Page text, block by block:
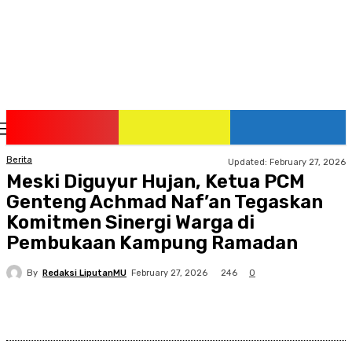
Berita Updated: February 27, 2026
Meski Diguyur Hujan, Ketua PCM
Genteng Achmad Naf’an Tegaskan
Komitmen Sinergi Warga di
Pembukaan Kampung Ramadan
By Redaksi LiputanMU February 27, 2026 246 0